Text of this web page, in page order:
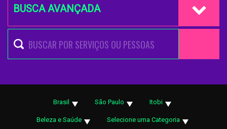
BUSCA AVANÇADA
Brasil São Paulo Itobi
Beleza e Saúde Selecione uma Categoria